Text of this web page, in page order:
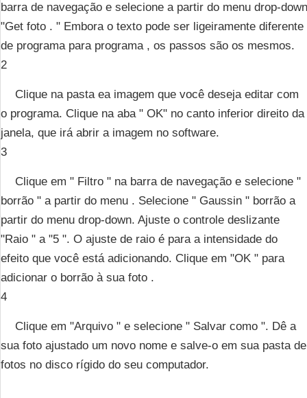
barra de navegação e selecione a partir do menu drop-down
"Get foto . " Embora o texto pode ser ligeiramente diferente
de programa para programa , os passos são os mesmos.
2
Clique na pasta ea imagem que você deseja editar com
o programa. Clique na aba " OK" no canto inferior direito da
janela, que irá abrir a imagem no software.
3
Clique em " Filtro " na barra de navegação e selecione "
borrão " a partir do menu . Selecione " Gaussin " borrão a
partir do menu drop-down. Ajuste o controle deslizante
"Raio " a "5 ". O ajuste de raio é para a intensidade do
efeito que você está adicionando. Clique em "OK " para
adicionar o borrão à sua foto .
4
Clique em "Arquivo " e selecione " Salvar como ". Dê a
sua foto ajustado um novo nome e salve-o em sua pasta de
fotos no disco rígido do seu computador.